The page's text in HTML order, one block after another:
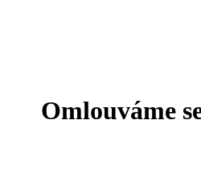
Omlouváme